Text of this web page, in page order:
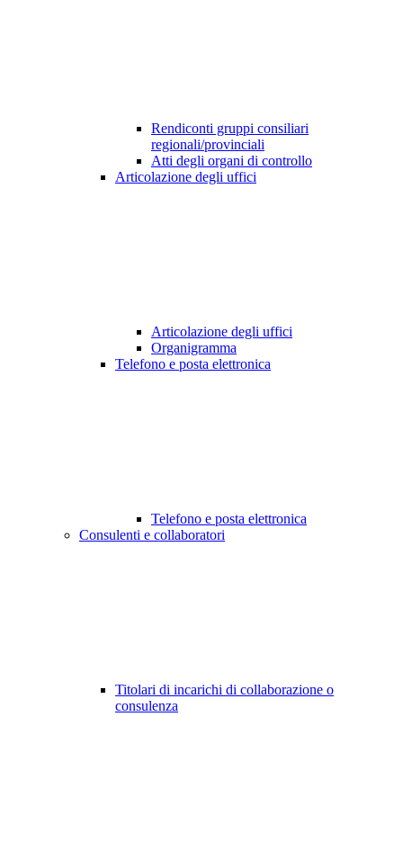
Rendiconti gruppi consiliari
regionali/provinciali
Atti degli organi di controllo
Articolazione degli uffici
Articolazione degli uffici
Organigramma
Telefono e posta elettronica
Telefono e posta elettronica
Consulenti e collaboratori
Titolari di incarichi di collaborazione o
consulenza